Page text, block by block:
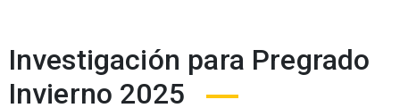
Investigación para Pregrado
Invierno 2025